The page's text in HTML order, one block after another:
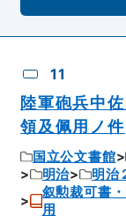
11
陸軍砲兵中
領及佩用ノ件
国立公文書館
明治
明治
叙勲裁可書
用